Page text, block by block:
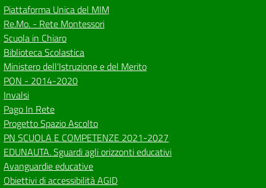
Piattaforma Unica del MIM
Re.Mo. - Rete Montessori
Scuola in Chiaro
Biblioteca Scolastica
Ministero dell'Istruzione e del Merito
PON - 2014-2020
Invalsi
Pago In Rete
Progetto Spazio Ascolto
PN SCUOLA E COMPETENZE 2021-2027
EDUNAUTA. Sguardi agli orizzonti educativi
Avanguardie educative
Obiettivi di accessibilità AGID